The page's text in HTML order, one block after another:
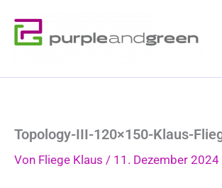
Inhalt
springen
Topology-III-120×150-Klaus-
Von Fliege Klaus / 11. Dezember 2024